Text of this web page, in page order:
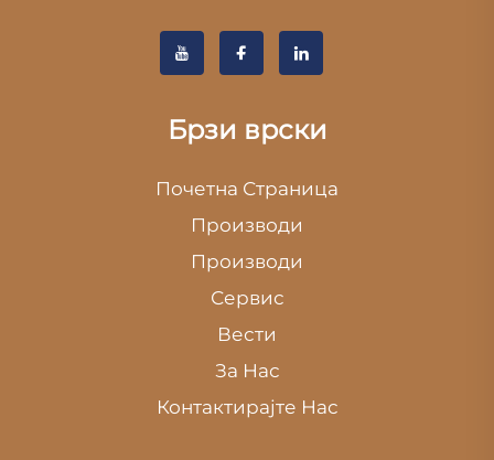
Брзи врски
Почетна Страница
Производи
Производи
Сервис
Вести
За Нас
Контактирајте Нас